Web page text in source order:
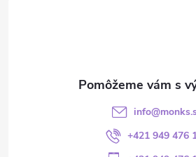
info@
+421 949 476